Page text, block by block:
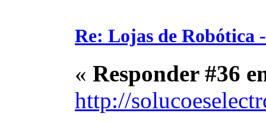
Re: Lojas de Robótica
« Responder #36
http://